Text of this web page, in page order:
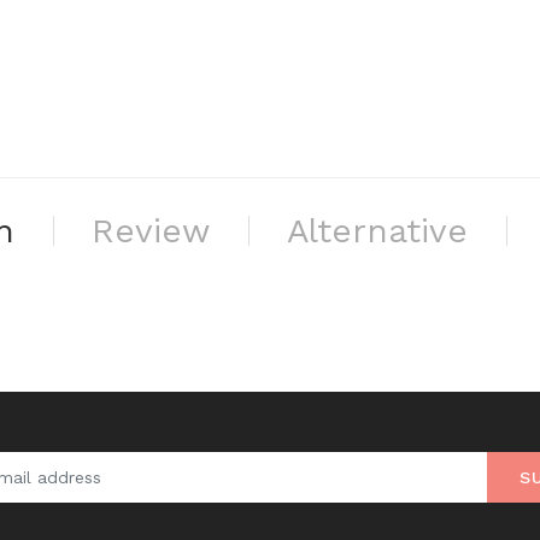
Review Alternative